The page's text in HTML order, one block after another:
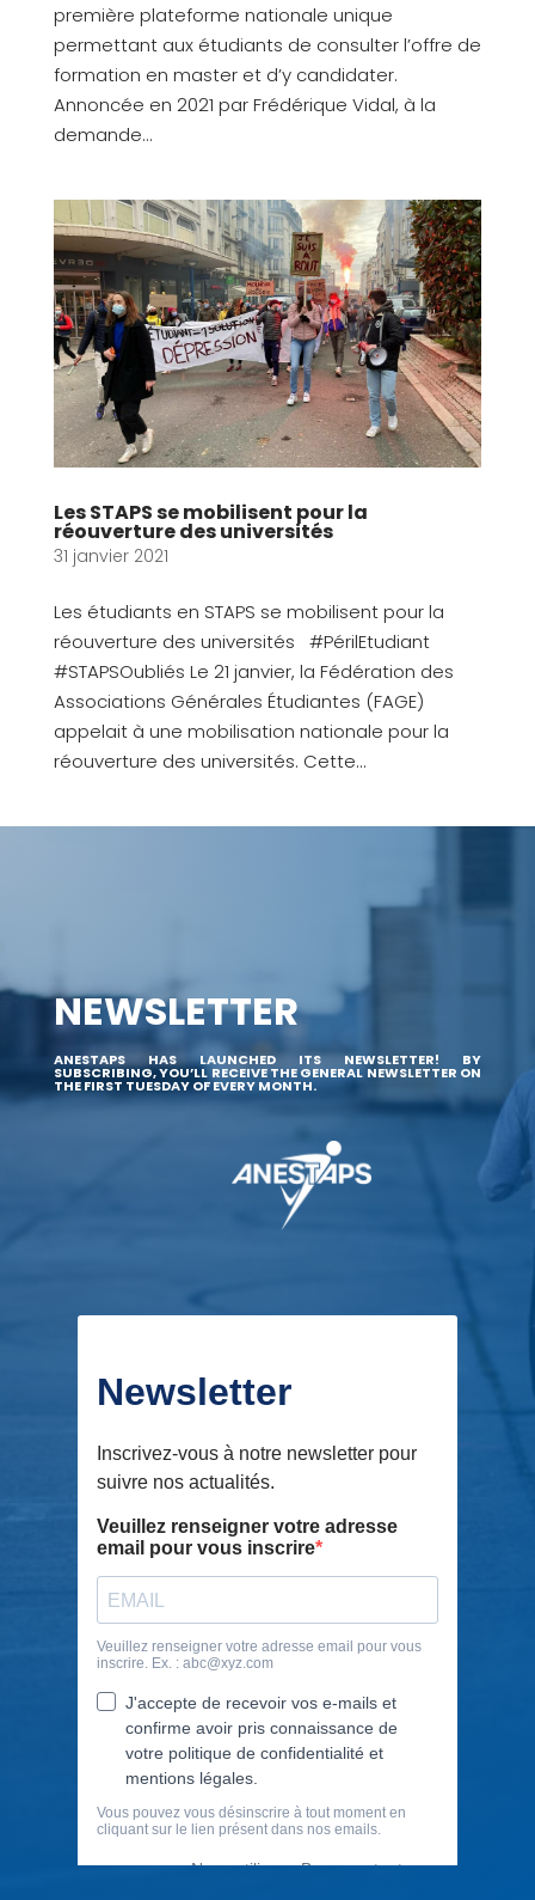
première plateforme nationale unique
permettant aux étudiants de consulter l’offre de
formation en master et d’y candidater.
Annoncée en 2021 par Frédérique Vidal, à la
demande...
Les STAPS se mobilisent pour la
réouverture des universités
31 janvier 2021
Les étudiants en STAPS se mobilisent pour la
réouverture des universités #PérilEtudiant
#STAPSOubliés Le 21 janvier, la Fédération des
Associations Générales Étudiantes (FAGE)
appelait à une mobilisation nationale pour la
réouverture des universités. Cette...
NEWSLETTER
ANESTAPS HAS LAUNCHED ITS NEWSLETTER! BY
SUBSCRIBING, YOU’LL RECEIVE THE GENERAL NEWSLETTER ON
THE FIRST TUESDAY OF EVERY MONTH.